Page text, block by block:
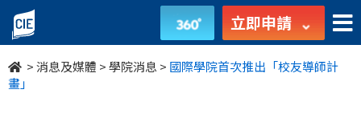
國
際
學
立即申請
>消息及媒體 >學院消息 > 國際學院首次推出「校友導師計
畫」